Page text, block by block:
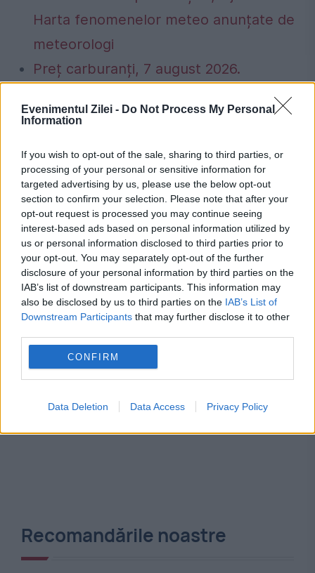
Evenimentul Zilei - Do Not Process My Personal
Information
If you wish to opt-out of the sale, sharing to third parties, or
processing of your personal or sensitive information for
targeted advertising by us, please use the below opt-out
section to confirm your selection. Please note that after your
opt-out request is processed you may continue seeing
interest-based ads based on personal information utilized by
us or personal information disclosed to third parties prior to
your opt-out. You may separately opt-out of the further
disclosure of your personal information by third parties on the
IAB’s list of downstream participants. This information may
also be disclosed by us to third parties on the IAB’s List of
Downstream Participants that may further disclose it to other
CONFIRM
Data Deletion Data Access Privacy Policy
Harta fenomenelor meteo anunțate de
meteorologi
Preț carburanți, 7 august 2026.
Schimbarea apărută înainte de weekend
la benzinării
ludovic orban marian petrache PNL
PSD UDMR Victor Paul Dobre
Viorica Dancila
Recomandările noastre